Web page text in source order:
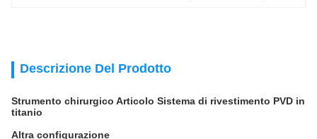
Descrizione Del Prodotto
Strumento chirurgico Articolo Sistema di rivestimento PVD in
titanio
Altra configurazione